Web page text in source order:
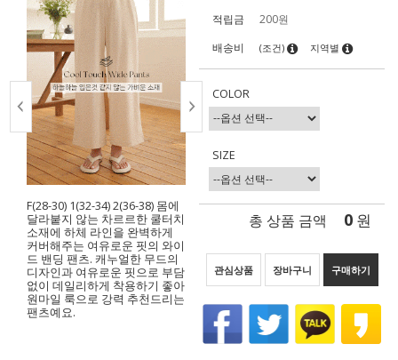
F(28-30) 1(32-34) 2(36-38) 몸에
달라붙지 않는 차르르한 쿨터치
소재에 하체 라인을 완벽하게
커버해주는 여유로운 핏의 와이
드 밴딩 팬츠. 캐누얼한 무드의
디자인과 여유로운 핏으로 부담
없이 데일리하게 착용하기 좋아
원마일 룩으로 강력 추천드리는
팬츠예요.
적립금
200원
배송비
(조건) 지역별
COLOR
SIZE
총 상품 금액 0 원
관심상품 장바구니 구매하기